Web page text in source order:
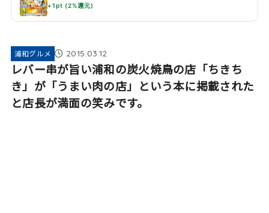
+1pt (2%還元)
浦和グルメ 2015.03.12
レバー串が旨い浦和の炭火焼鳥の店「ちきち
き」が「うまい肉の店」という本に掲載された
と店長が満面の笑みです。